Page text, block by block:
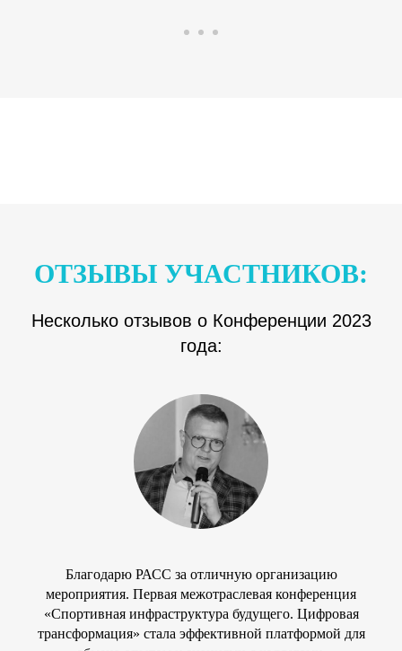
ОТЗЫВЫ УЧАСТНИКОВ:
Несколько отзывов о Конференции 2023
года:
Благодарю РАСС за отличную организацию
мероприятия. Первая межотраслевая конференция
«Спортивная инфраструктура будущего. Цифровая
трансформация» стала эффективной платформой для